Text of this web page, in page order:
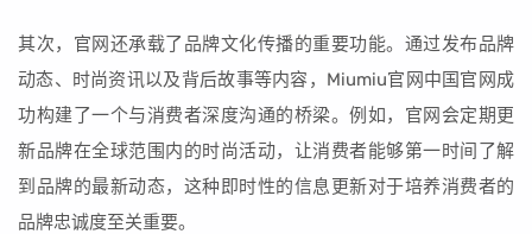
其次，官网还承载了品牌文化传播的重要功能。通过发布品牌
动态、时尚资讯以及背后故事等内容，Miumiu官网中国官网成
功构建了一个与消费者深度沟通的桥梁。例如，官网会定期更
新品牌在全球范围内的时尚活动，让消费者能够第一时间了解
到品牌的最新动态，这种即时性的信息更新对于培养消费者的
品牌忠诚度至关重要。